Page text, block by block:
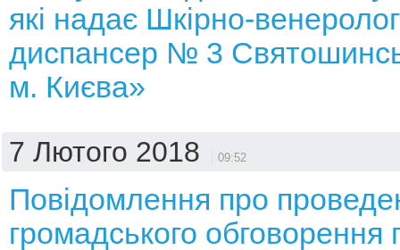
які надає Шкірно-
диспансер № 3
м. Києва»
7 Лютого 2018 09:52
Повідомлення про
громадського обговорення